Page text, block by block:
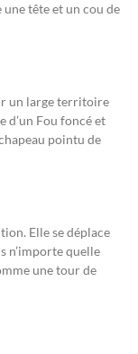
tête et un cou de
un large territoire
d’un Fou foncé et
pointu de
Elle se déplace
n’importe quelle
une tour de